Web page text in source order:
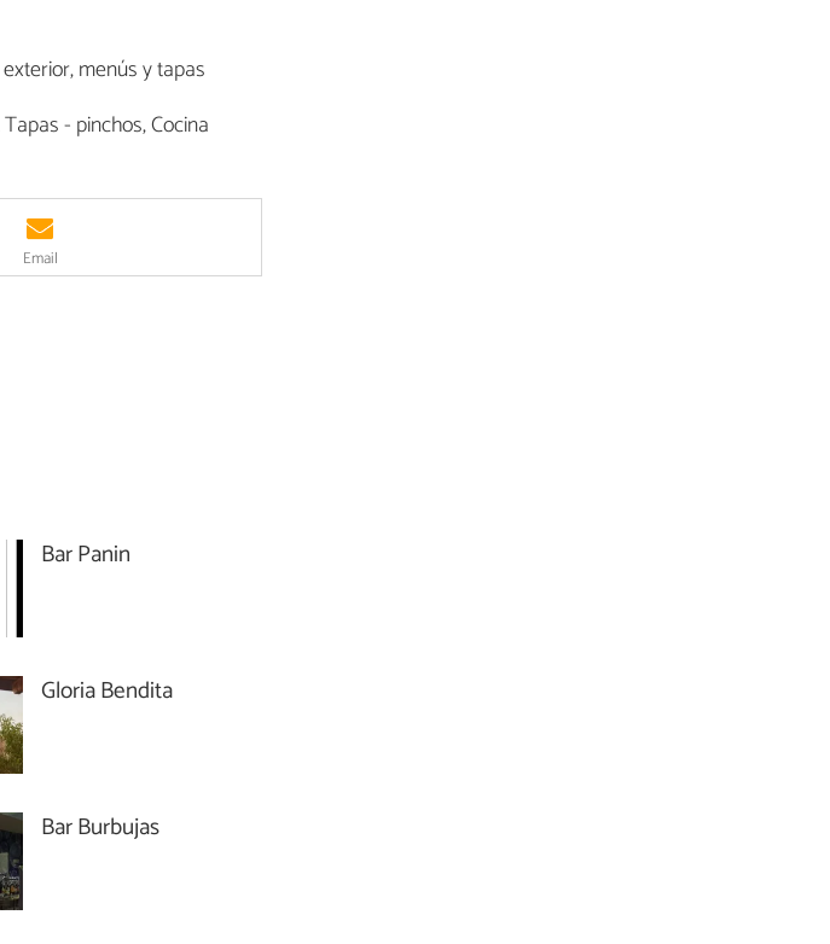
menús y tapas
- pinchos, Cocina
Email
Bar Panin
Gloria Bendita
Bar Burbujas